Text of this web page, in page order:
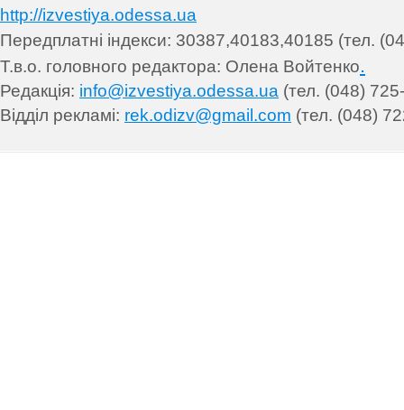
http://izvestiya.odessa.ua
Передплатні індекси: 30387,40183,40185 (тел.
Т.в.о. головного редактора: Олена Войтенко.
Редакція: info@izvestiya.odessa.ua (тел. (048)
Відділ рекламі: rek.odizv@gmail.com (тел. (048)